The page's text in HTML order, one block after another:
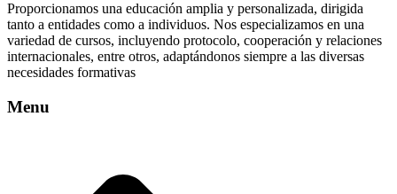
Proporcionamos una educación amplia y personalizada, dirigida
tanto a entidades como a individuos. Nos especializamos en una
variedad de cursos, incluyendo protocolo, cooperación y relaciones
internacionales, entre otros, adaptándonos siempre a las diversas
necesidades formativas
Menu